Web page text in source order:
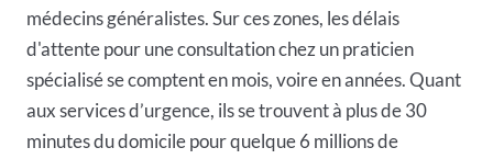
médecins généralistes. Sur ces zones, les délais
d'attente pour une consultation chez un praticien
spécialisé se comptent en mois, voire en années. Quant
aux services d’urgence, ils se trouvent à plus de 30
minutes du domicile pour quelque 6 millions de